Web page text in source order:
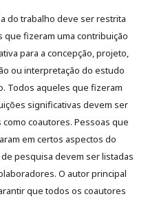
do trabalho deve ser restrita
que fizeram uma contribuição
para a concepção, projeto,
ou interpretação do estudo
Todos aqueles que fizeram
significativas devem ser
como coautores. Pessoas que
em certos aspectos do
pesquisa devem ser listadas
O autor principal
que todos os coautores